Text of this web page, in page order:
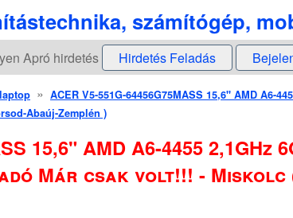
számítógép,
Apró hirdetés Hirdetés Feladás
» ACER V5-551G-64456G75MASS 15,6" AMD A6-
Abaúj-Zemplén )
15,6" AMD A6-4455 2,1GHz
Már csak volt!!! - Miskolc